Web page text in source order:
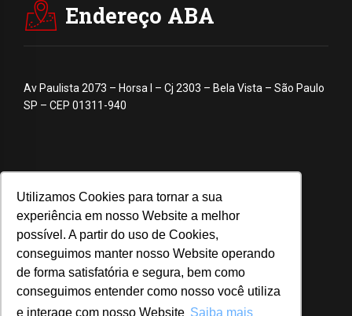
Utilizamos Cookies para tornar a sua
experiência em nosso Website a melhor
possível. A partir do uso de Cookies,
conseguimos manter nosso Website operando
de forma satisfatória e segura, bem como
conseguimos entender como nosso você utiliza
e interage com nosso Website Saiba mais
Endereço ABA
Av Paulista 2073 – Horsa I – Cj 2303 – Bela Vista – São Paulo
SP – CEP 01311-940